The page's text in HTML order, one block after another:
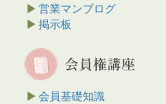
営業マンブログ
掲示板
会員基礎知識